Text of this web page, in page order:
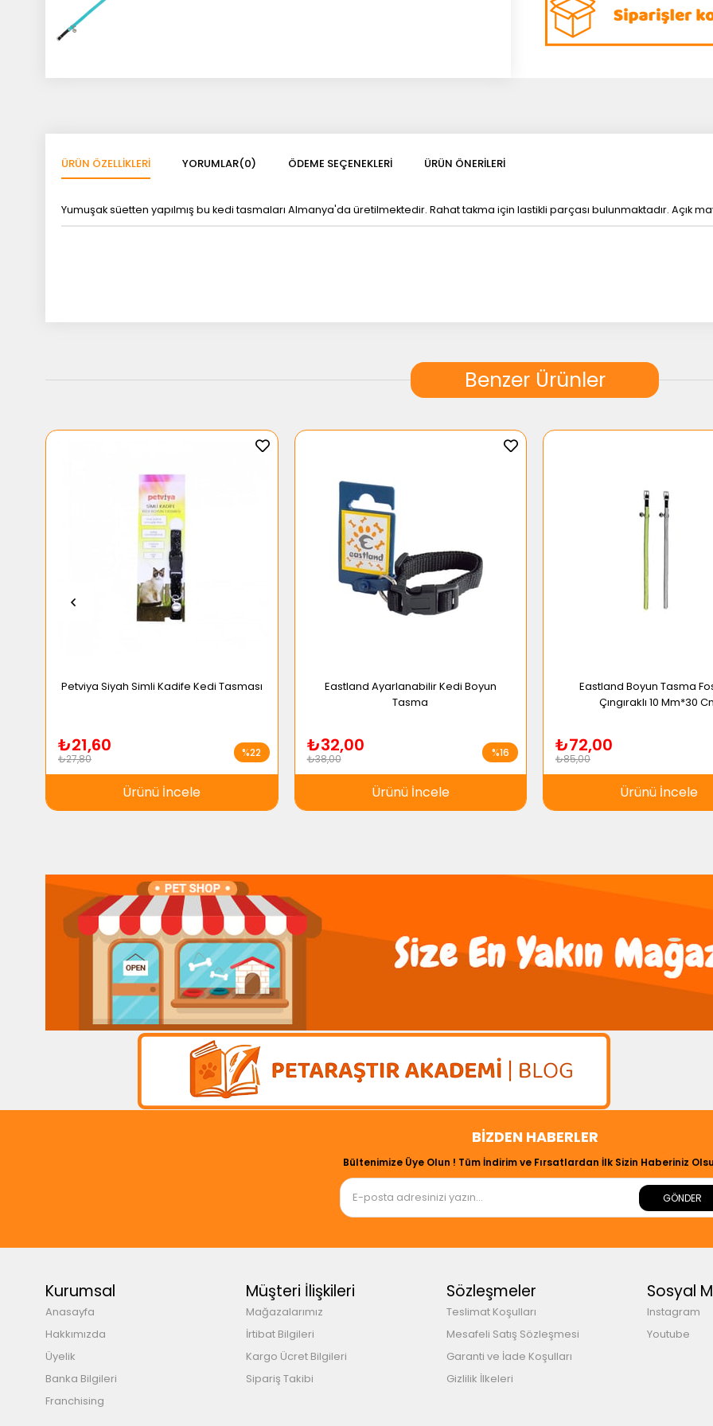
ÜRÜN ÖZELLIKLERI YORUMLAR(0) ÖDEME SEÇENEKLERI ÜRÜN ÖNERILERI
Yumuşak süetten yapılmış bu kedi tasmaları Almanya'da üretilmektedir. Rahat takma için lastikli parçası bulunmaktadır. Açık
Benzer Ürünler
Petviya Siyah Simli Kadife Kedi Tasması
₺21,60
₺27,80
Ürünü İncele
%22
Eastland Ayarlanabilir Kedi Boyun
Tasma
₺32,00
₺38,00
Ürünü İncele
%16
Eastland Boyun Tasma
Çıngıraklı 10 Mm*30
₺72,00
₺85,00
Ürünü İncele
BIZDEN HABERLER
Bültenimize Üye Olun ! Tüm İndirim ve Fırsatlardan İlk Sizin Haberiniz
GÖNDER
Kurumsal
Anasayfa
Hakkımızda
Üyelik
Banka Bilgileri
Franchising
Müşteri İlişkileri
Mağazalarımız
İrtibat Bilgileri
Kargo Ücret Bilgileri
Sipariş Takibi
Sözleşmeler
Teslimat Koşulları
Mesafeli Satış Sözleşmesi
Garanti ve İade Koşulları
Gizlilik İlkeleri
Sosyal
Instagram
Youtube